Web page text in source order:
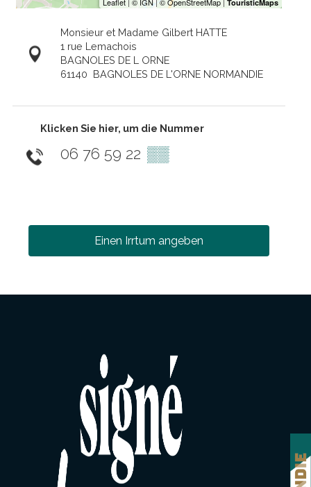
Monsieur et Madame Gilbert HATTE
1 rue Lemachois
BAGNOLES DE L ORNE
61140 BAGNOLES DE L'ORNE NORMANDIE
Klicken Sie hier, um die Nummer
06 76 59 22 ▒▒
Einen Irrtum angeben